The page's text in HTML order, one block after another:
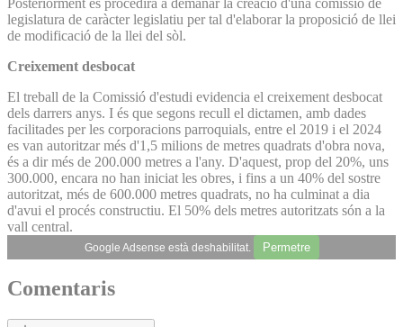
legislatura de caràcter legislatiu per tal d'elaborar la proposició de llei
de modificació de la llei del sòl.
Creixement desbocat
El treball de la Comissió d'estudi evidencia el creixement desbocat
dels darrers anys. I és que segons recull el dictamen, amb dades
facilitades per les corporacions parroquials, entre el 2019 i el 2024
es van autoritzar més d'1,5 milions de metres quadrats d'obra nova,
és a dir més de 200.000 metres a l'any. D'aquest, prop del 20%, uns
300.000, encara no han iniciat les obres, i fins a un 40% del sostre
autoritzat, més de 600.000 metres quadrats, no ha culminat a dia
d'avui el procés constructiu. El 50% dels metres autoritzats són a la
vall central.
Google Adsense està deshabilitat. Permetre
Comentaris